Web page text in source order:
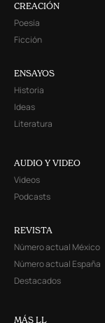
CREACIÓN
Poesía
Ficción
ENSAYOS
Historia
Ideas
Literatura
AUDIO Y VIDEO
Videos
Podcasts
REVISTA
Número actual México
Número actual España
Destacados
MÁS LL